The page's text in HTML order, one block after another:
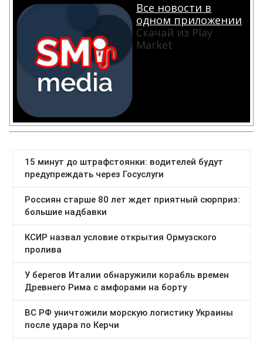
Все новости в
одном приложении
Скачай из Play
Market